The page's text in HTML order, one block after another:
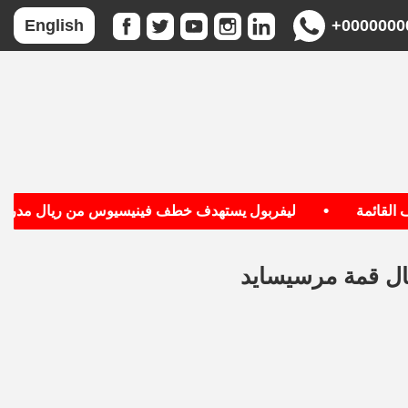
English
ليفربول يستهدف خطف فينيسيوس من ريال مدريد
قمة مرسيسايد